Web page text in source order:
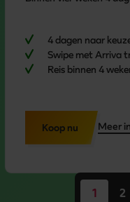
4 dagen naar
Swipe met Arriva
Reis binnen 4
Koop nu Meer
1 2